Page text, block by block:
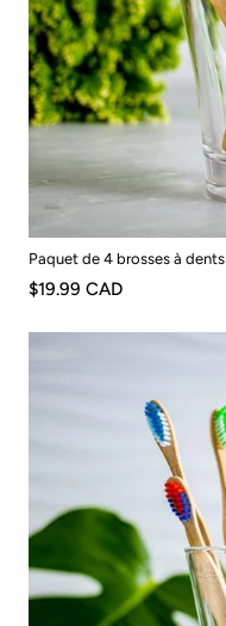
Paquet de 4 brosses à dents
$19.99 CAD